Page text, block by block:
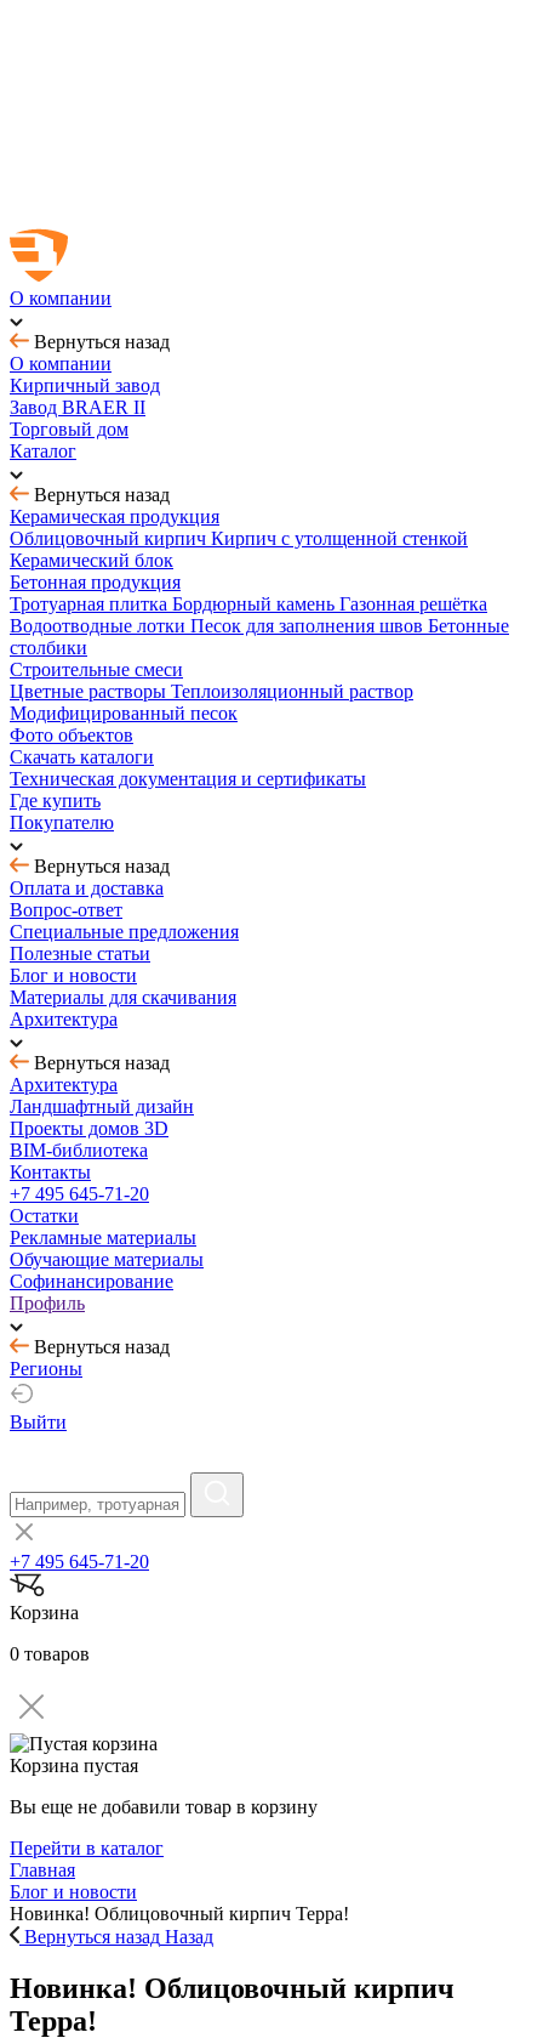
О компании
Вернуться назад
О компании
Кирпичный завод
Завод BRAER II
Торговый дом
Каталог
Вернуться назад
Керамическая продукция
Облицовочный кирпич Кирпич с утолщенной стенкой
Керамический блок
Бетонная продукция
Тротуарная плитка Бордюрный камень Газонная решётка
Водоотводные лотки Песок для заполнения швов Бетонные
столбики
Строительные смеси
Цветные растворы Теплоизоляционный раствор
Модифицированный песок
Фото объектов
Скачать каталоги
Техническая документация и сертификаты
Где купить
Покупателю
Вернуться назад
Оплата и доставка
Вопрос-ответ
Специальные предложения
Полезные статьи
Блог и новости
Материалы для скачивания
Архитектура
Вернуться назад
Архитектура
Ландшафтный дизайн
Проекты домов 3D
BIM-библиотека
Контакты
+7 495 645-71-20
Остатки
Рекламные материалы
Обучающие материалы
Софинансирование
Профиль
Вернуться назад
Регионы
Выйти
+7 495 645-71-20
Корзина
0 товаров
Корзина пустая
Вы еще не добавили товар в корзину
Перейти в каталог
Главная
Блог и новости
Новинка! Облицовочный кирпич Терра!
Вернуться назад Назад
Новинка! Облицовочный кирпич
Терра!